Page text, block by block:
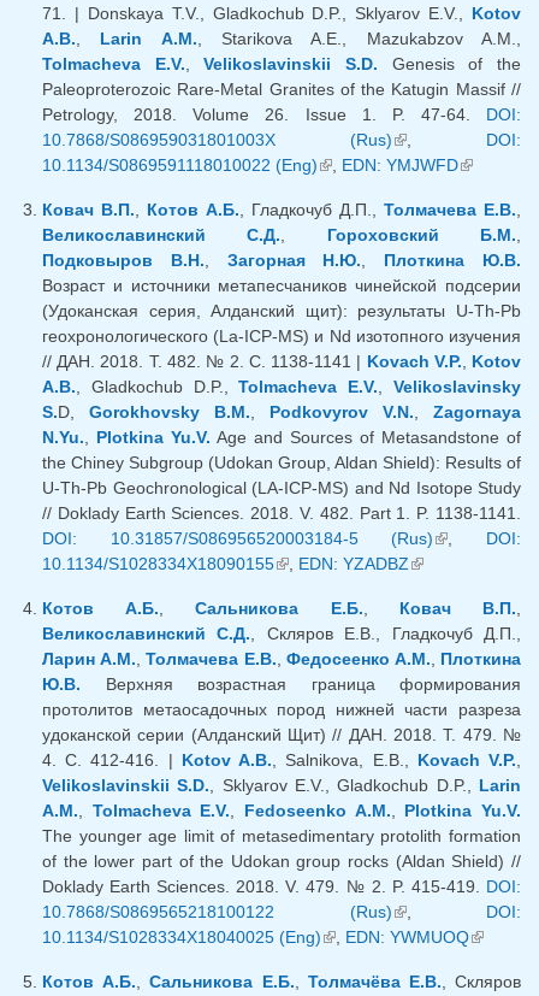
71. | Donskaya T.V., Gladkochub D.P., Sklyarov E.V., Kotov
A.B., Larin A.M., Starikova A.E., Mazukabzov A.M.,
Tolmacheva E.V.,Velikoslavinskii S.D. Genesis of the
Paleoproterozoic Rare-Metal Granites of the Katugin Massif //
Petrology, 2018. Volume 26. Issue 1. P. 47-64. DOI:
10.7868/S086959031801003X (Rus)(внешняя
ссылка)
, DOI:
10.1134/S0869591118010022 (Eng)(внешняя ссылка)
, EDN: YMJWFD(внешняя
Ковач В.П., Котов А.Б., Гладкочуб Д.П., Толмачева Е.В.,
Великославинский С.Д., Гороховский Б.М.,
Подковыров В.Н., Загорная Н.Ю., Плоткина Ю.В.
Возраст и источники метапесчаников чинейской подсерии
(Удоканская серия, Алданский щит): результаты U-Th-Pb
геохронологического (La-ICP-MS) и Nd изотопного изучения
// ДАН. 2018. Т. 482. № 2. С. 1138-1141 | Kovach V.P., Kotov
A.B., Gladkochub D.P.,Tolmacheva E.V.,Velikoslavinsky
S.D, Gorokhovsky B.M., Podkovyrov V.N., Zagornaya
N.Yu., Plotkina Yu.V. Age and Sources of Metasandstone of
the Chiney Subgroup (Udokan Group, Aldan Shield): Results of
U-Th-Pb Geochronological (LA-ICP-MS) and Nd Isotope Study
// Doklady Earth Sciences. 2018. V. 482. Part 1. P. 1138-1141.
DOI: 10.31857/S086956520003184-5 (Rus)(внешняя
, DOI:
10.1134/S1028334X18090155(внешняя ссылка)
, EDN: YZADBZ(внешняя
Котов А.Б.,Сальникова Е.Б., Ковач В.П.,
Великославинский С.Д., Скляров Е.В., Гладкочуб Д.П.,
Ларин А.М.,Толмачева Е.В., Федосеенко А.М., Плоткина
Ю.В. Верхняя возрастная граница формирования
протолитов метаосадочных пород нижней части разреза
удоканской серии (Алданский Щит) // ДАН. 2018. Т. 479. №
4. С. 412-416. | Kotov A.B., Salnikova, E.B., Kovach V.P.,
Velikoslavinskii S.D., Sklyarov E.V., Gladkochub D.P., Larin
A.M., Tolmacheva E.V., Fedoseenko A.M., Plotkina Yu.V.
The younger age limit of metasedimentary protolith formation
of the lower part of the Udokan group rocks (Aldan Shield) //
Doklady Earth Sciences. 2018. V. 479. № 2. P. 415-419. DOI:
10.7868/S0869565218100122 (Rus)(внешняя
ссылка)
, DOI:
10.1134/S1028334X18040025 (Eng)(внешняя ссылка)
, EDN: YWMUOQ
Котов А.Б.,Сальникова Е.Б., Толмачёва Е.В., Скляров